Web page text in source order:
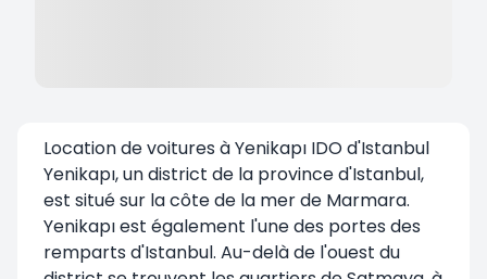
Location de voitures à Yenikapı IDO d'Istanbul
Yenikapı, un district de la province d'Istanbul,
est situé sur la côte de la mer de Marmara.
Yenikapı est également l'une des portes des
remparts d'Istanbul. Au-delà de l'ouest du